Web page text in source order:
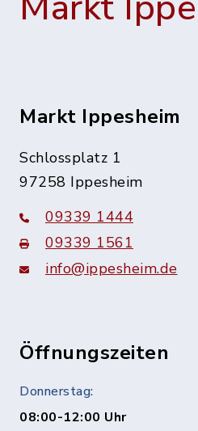
Markt Ippesheim
Schlossplatz 1
97258 Ippesheim
09339 1444
09339 1561
info@ippesheim.de
Öffnungszeiten
Donnerstag:
08:00-12:00 Uhr